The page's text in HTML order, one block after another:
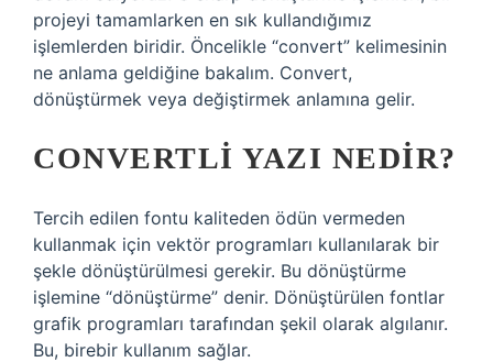
projeyi tamamlarken en sık kullandığımız
işlemlerden biridir. Öncelikle “convert” kelimesinin
ne anlama geldiğine bakalım. Convert,
dönüştürmek veya değiştirmek anlamına gelir.
CONVERTLI YAZI NEDIR?
Tercih edilen fontu kaliteden ödün vermeden
kullanmak için vektör programları kullanılarak bir
şekle dönüştürülmesi gerekir. Bu dönüştürme
işlemine “dönüştürme” denir. Dönüştürülen fontlar
grafik programları tarafından şekil olarak algılanır.
Bu, birebir kullanım sağlar.